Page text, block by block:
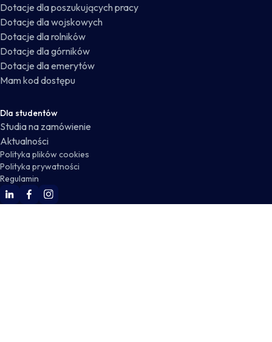
Dotacje dla poszukujących pracy
Dotacje dla wojskowych
Dotacje dla rolników
Dotacje dla górników
Dotacje dla emerytów
Mam kod dostępu
Dla studentów
Studia na zamówienie
Aktualności
Polityka plików cookies
Polityka prywatności
Regulamin
WSKZ Linkedin
WSKZ Facebook
WSKZ Instagram